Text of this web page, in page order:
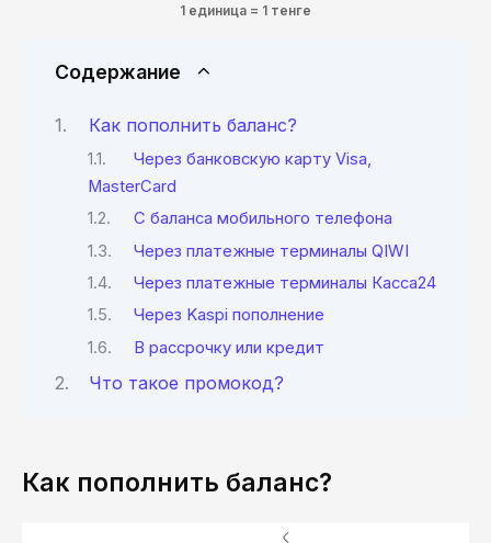
1 единица = 1 тенге
Содержание
Как пополнить баланс?
Через банковскую карту Visa,
MasterCard
С баланса мобильного телефона
Через платежные терминалы QIWI
Через платежные терминалы Касса24
Через Kaspi пополнение
В рассрочку или кредит
Что такое промокод?
Как пополнить баланс?